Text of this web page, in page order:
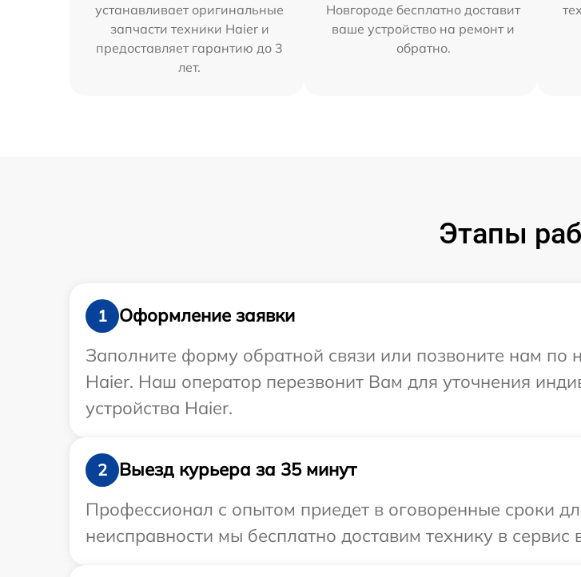
устанавливает оригинальные
запчасти техники Haier и
предоставляет гарантию до 3
лет.
Новгороде бесплатно доставит
ваше устройство на ремонт и
обратно.
Этапы
1
Оформление заявки
Заполните форму обратной связи или позвоните нам по
Haier. Наш оператор перезвонит Вам для уточнения
устройства Haier.
2
Выезд курьера за 35 минут
Профессионал с опытом приедет в оговоренные сроки
неисправности мы бесплатно доставим технику в сервис